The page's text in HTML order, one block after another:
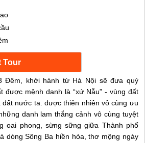
Đêm, khởi hành từ Hà Nội sẽ đưa quý
được mệnh danh là “xứ Nẫu” - vùng đất
đất nước ta. được thiên nhiên vô cùng ưu
danh lam thắng cảnh vô cùng tuyệt
oai phong, sừng sững giữa Thành phố
dòng Sông Ba hiền hòa, thơ mộng ngày